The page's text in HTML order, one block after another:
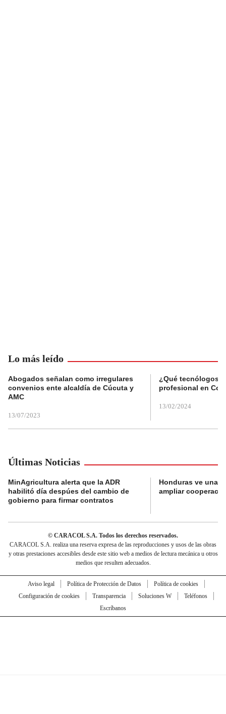
Lo más leído
Abogados señalan como irregulares
convenios ente alcaldía de Cúcuta y
AMC
13/07/2023
¿Qué tecnólogos
profesional en
13/02/2024
Últimas Noticias
MinAgricultura alerta que la ADR
habilitó día despúes del cambio de
gobierno para firmar contratos
Honduras ve una
ampliar
© CARACOL S.A. Todos los derechos reservados.
CARACOL S.A. realiza una reserva expresa de las reproducciones y usos de las obras
y otras prestaciones accesibles desde este sitio web a medios de lectura mecánica u otros
medios que resulten adecuados.
Aviso legal Política de Protección de Datos
Política de cookies
Configuración de cookies
Transparencia Soluciones W
Teléfonos
Escríbanos